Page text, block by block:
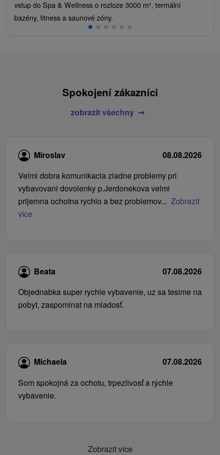
vstup do Spa & Wellness o rozloze 3000 m², termální
bazény, fitness a saunové zóny.
Spokojení zákazníci
zobrazit všechny
Miroslav
08.08.2026
Velmi dobra komunikacia ziadne problemy pri
vybavovani dovolenky p.Jerdonekova velmi
prijemna ochotna rychlo a bez problemov... Zobrazit
více
Beata
07.08.2026
Objednabka super rychle vybavenie, uz sa tesime na
pobyt, zaspominat na mladosť.
Michaela
07.08.2026
Som spokojná za ochotu, trpezlivosť a rýchle
vybavenie.
Zobrazit více